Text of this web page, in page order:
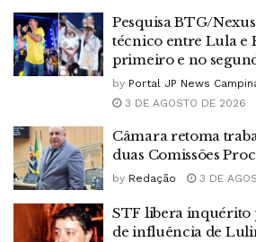
Pesquisa BTG/
técnico entre Lula e
primeiro e no
by Portal JP News
3 DE AGOSTO DE 2026
Câmara retoma
duas Comissões
by Redação 3 DE
STF libera
de influência de